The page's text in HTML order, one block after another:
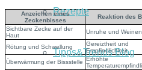
Rezepte
Tipps&Trends Blog
Anzeichen eines
Zeckenbisses
Reaktion des
Sichtbare Zecke auf der
Haut
Unruhe und Weinen
Rötung und Schwellung
Gereiztheit und
Empfindlichkeit
Überwärmung der Bissstelle Erhöhte